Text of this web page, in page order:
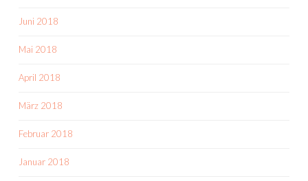
Juni 2018
Mai 2018
April 2018
März 2018
Februar 2018
Januar 2018